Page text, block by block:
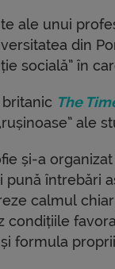
ale unui
din
socială” în
The
ale
și-a
pună întrebări
calmul
condițiile
formula